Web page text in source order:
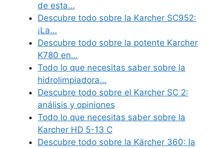
de esta…
Descubre todo sobre la Karcher SC952:
¡La…
Descubre todo sobre la potente Karcher
K780 en…
Todo lo que necesitas saber sobre la
hidrolimpiadora…
Descubre todo sobre el Karcher SC 2:
análisis y opiniones
Todo lo que necesitas saber sobre la
Karcher HD 5-13 C
Descubre todo sobre la Kärcher 360: la